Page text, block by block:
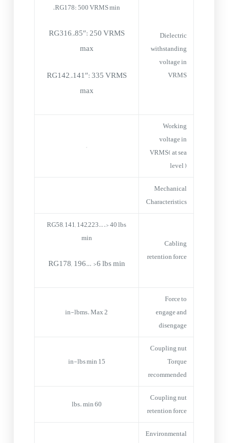
Dielectric
withstanding
voltage in
VRMS
RG178: 500 VRMS min.
RG316,.85″: 250 VRMS
max
RG142,.141″: 335 VRMS
max
Working
voltage in
VRMS( at sea
level )
–
Mechanical
Characteristics
Cabling
retention force
RG58, 141, 142,223….> 40 lbs
min
RG178, 196… >6 lbs min
Force to
engage and
disengage
2 in-lbms. Max
Coupling nut
Torque
recommended
15 in-lbs min
Coupling nut
retention force
60 lbs. min
Environmental